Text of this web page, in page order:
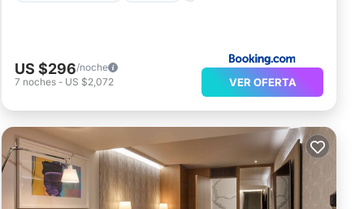
US $296/noche
7 noches - US $2,072 VER OFERTA